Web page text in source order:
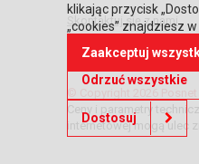
Skontaktuj się z nami
Ceny i parametry
internetowej mogą ulec
klikając przycisk
„cookies” znajdziesz w
Zaakceptuj
Odrzuć wszystkie
Dostosuj